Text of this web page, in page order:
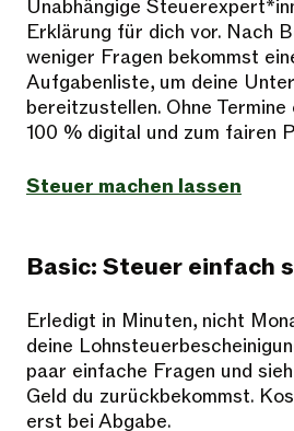
Unabhängige
Erklärung für dich vor. Nach
weniger Fragen bekommst
Aufgabenliste, um deine
bereitzustellen. Ohne
100 % digital und zum fairen
Steuer machen lassen
Basic: Steuer einfach
Erledigt in Minuten, nicht
deine
paar einfache Fragen und
Geld du zurückbekommst.
erst bei Abgabe.